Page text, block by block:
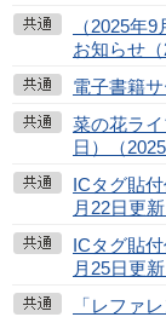
（2025年
お知らせ（
電子書籍
菜の花ラ
日）（
ICタグ貼
月22日更
ICタグ貼
月25日更
「レファ